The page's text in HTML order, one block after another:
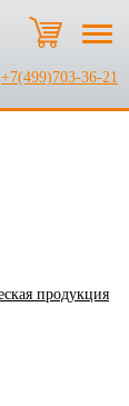
+7(499)703-36-21
продукция